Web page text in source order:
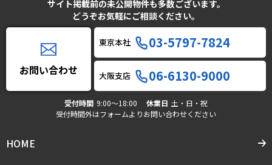
サイト掲載前の未公開物件も多数ございます。
どうぞお気軽にご相談ください。
お問い合わせ
東京本社 03-5797-7824
大阪支店 06-6130-9000
受付時間 9:00〜18:00 休業日 土・日・祝
受付時間外はフォームよりお問い合わせください
HOME